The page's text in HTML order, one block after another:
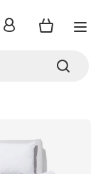
inloggen